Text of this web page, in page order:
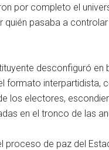
por completo el
pasaba a
desconfiguró
formato interpartidista,
los electores,
en el tronco de las
proceso de paz del